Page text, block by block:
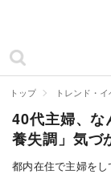
カテゴリー一覧
妊娠
出産
トップ トレンド・イ
40代主婦、
養失調」気づ
都内在住で主婦を